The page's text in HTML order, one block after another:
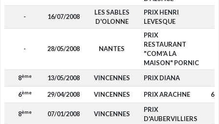
- 16/07/2008
LES SABLES
D'OLONNE
PRIX HENRI
LEVESQUE
- 28/05/2008 NANTES
PRIX
RESTAURANT
"COM'A LA
MAISON" PORNIC
8ème 13/05/2008 VINCENNES PRIX DIANA
6ème 29/04/2008 VINCENNES PRIX ARACHNE
8ème 07/01/2008 VINCENNES
PRIX
D'AUBERVILLIERS